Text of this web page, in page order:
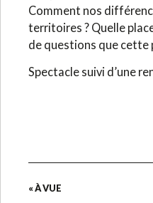
Comment nos
territoires ? Quelle
de questions que cette
Spectacle suivi d’une
« À VUE